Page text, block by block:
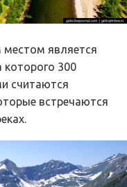
является
300
считаются
встречаются